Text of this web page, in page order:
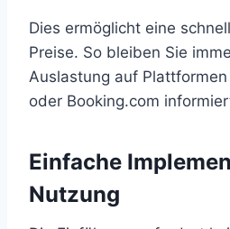
Dies ermöglicht eine
Preise. So bleiben Sie
Auslastung auf
oder Booking.com
Einfache
Nutzung